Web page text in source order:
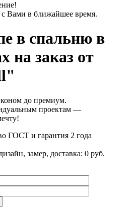
Вами в ближайшее время.
в спальню в
на заказ от
до премиум.
проектам —
ГОСТ и гарантия 2 года
замер, доставка: 0 руб.